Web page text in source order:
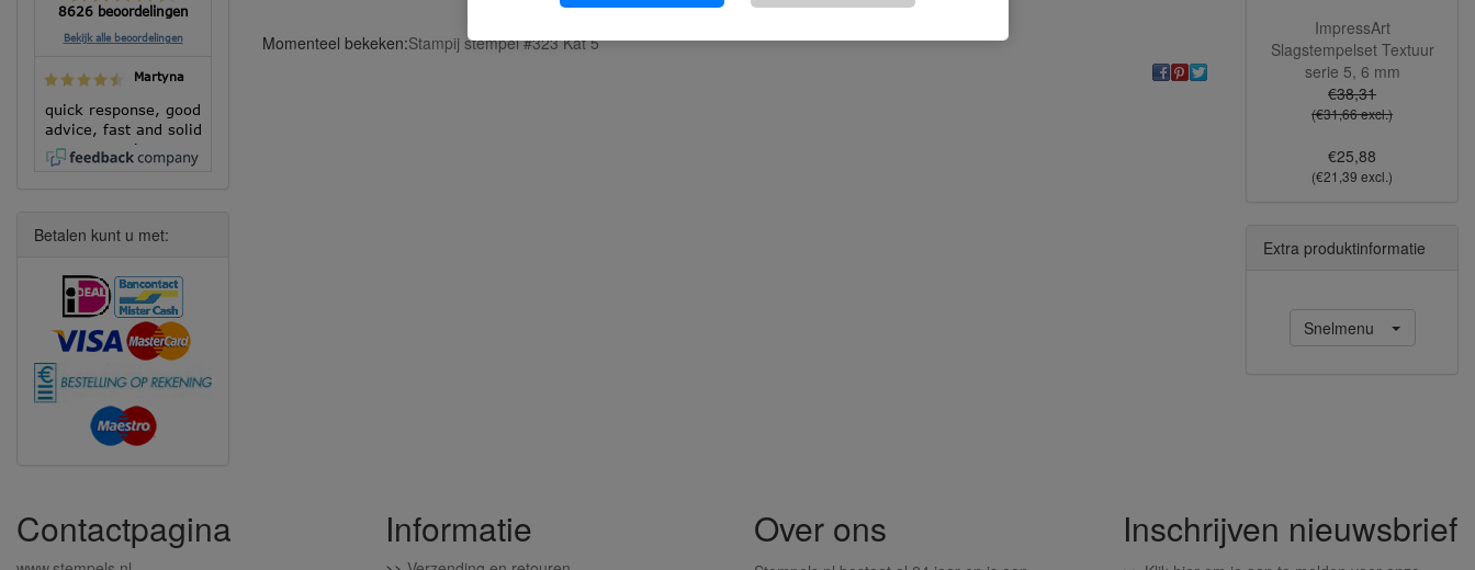
Kopen
Momenteel bekeken:Stampij stempel #323 Kat 5
8626 beoordelingen
Bekijk alle beoordelingen
Martyna
quick response, good
advice, fast and solid
execution!
Betalen kunt u met:
ImpressArt
Slagstempelset Textuur
serie 5, 6 mm
€38,31
(€31,66 excl.)
€25,88
(€21,39 excl.)
Extra produktinformatie
Snelmenu
Contactpagina Informatie Over ons Inschrijven nieuwsbrief